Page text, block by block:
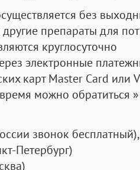
без
препараты для
круглосуточно
электронные
карт Master Card или
можно обратиться
звонок бесплатный),
Петербург)